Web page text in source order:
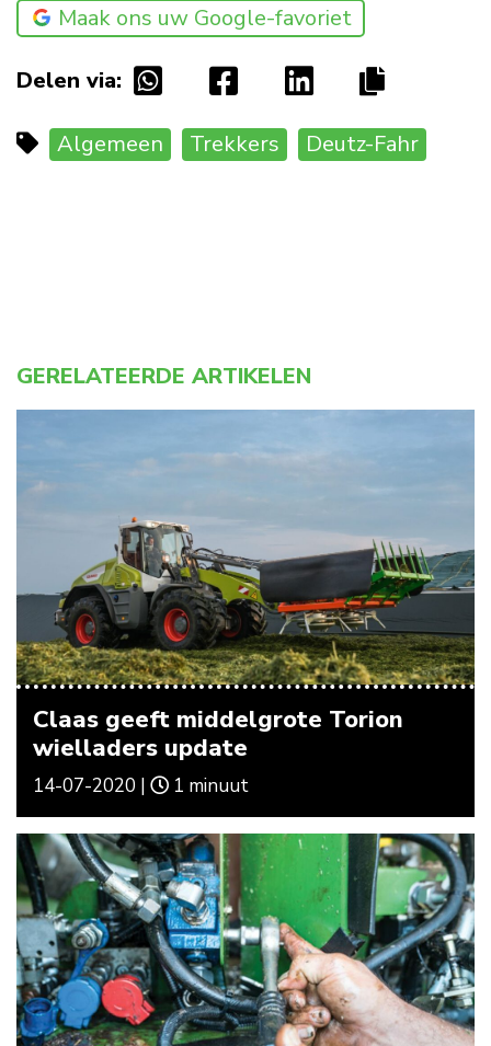
Maak ons uw Google-favoriet
Delen via:
Algemeen Trekkers Deutz-Fahr
GERELATEERDE ARTIKELEN
Claas geeft middelgrote Torion
wielladers update
14-07-2020 | 1 minuut